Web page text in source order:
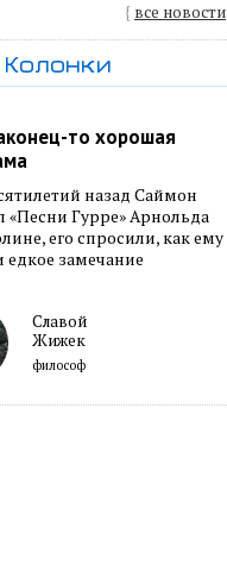
{ все новости
Колонки
то хорошая
назад Саймон
«Песни Гурре» Арнольда
его спросили, как ему
едкое замечание
Славой
Жижек
философ